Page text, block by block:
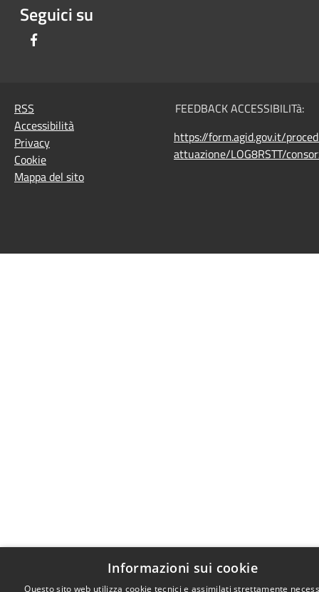
Seguici su
RSS
Accessibilità
Privacy
Cookie
Mappa del sito
FEEDBACK ACCESSIBILITà:
https://form.agid.gov.it/
attuazione/LOG8RSTT/
Informazioni sui cookie
Questo sito web utilizza cookie tecnici e assimilati strettamente